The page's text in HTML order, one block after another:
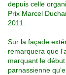
depuis celle
Prix Marcel
2011.
Sur la façade
remarquera que
marquant le
parnassienne